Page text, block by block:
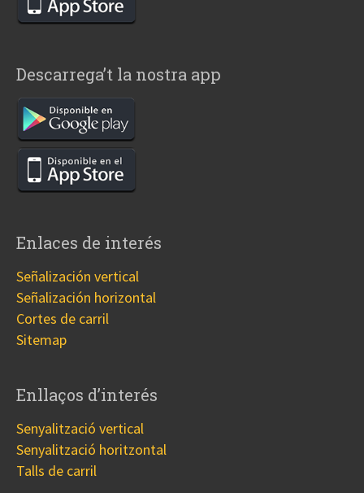
Descarrega’t la nostra app
Enlaces de interés
Señalización vertical
Señalización horizontal
Cortes de carril
Sitemap
Enllaços d’interés
Senyalització vertical
Senyalització horitzontal
Talls de carril